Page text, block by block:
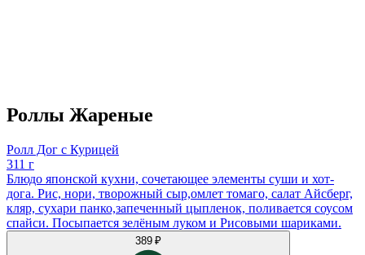
Роллы Жареные
Ролл Дог с Курицей
311 г
Блюдо японской кухни, сочетающее элементы суши и хот-
дога. Рис, нори, творожный сыр,омлет томаго, салат Айсберг,
кляр, сухари панко,запеченный цыпленок, поливается соусом
спайси. Посыпается зелëным луком и Рисовыми шариками.
389 ₽